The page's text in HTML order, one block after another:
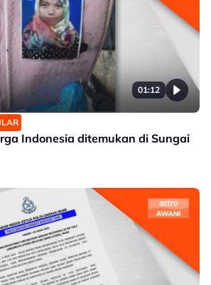
01:12
Indonesia ditemukan di Sungai